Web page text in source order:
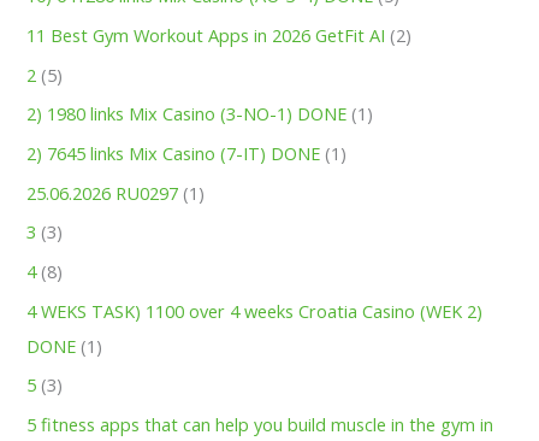
11 Best Gym Workout Apps in 2026 GetFit AI (2)
2 (5)
2) 1980 links Mix Casino (3-NO-1) DONE (1)
2) 7645 links Mix Casino (7-IT) DONE (1)
25.06.2026 RU0297 (1)
3 (3)
4(8)
4 WEKS TASK) 1100 over 4 weeks Croatia Casino (WEK 2)
DONE (1)
5 (3)
5 fitness apps that can help you build muscle in the gym in